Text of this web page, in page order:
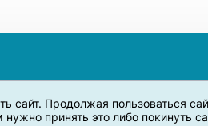
сайт. Продолжая пользоваться
принять это либо покинуть